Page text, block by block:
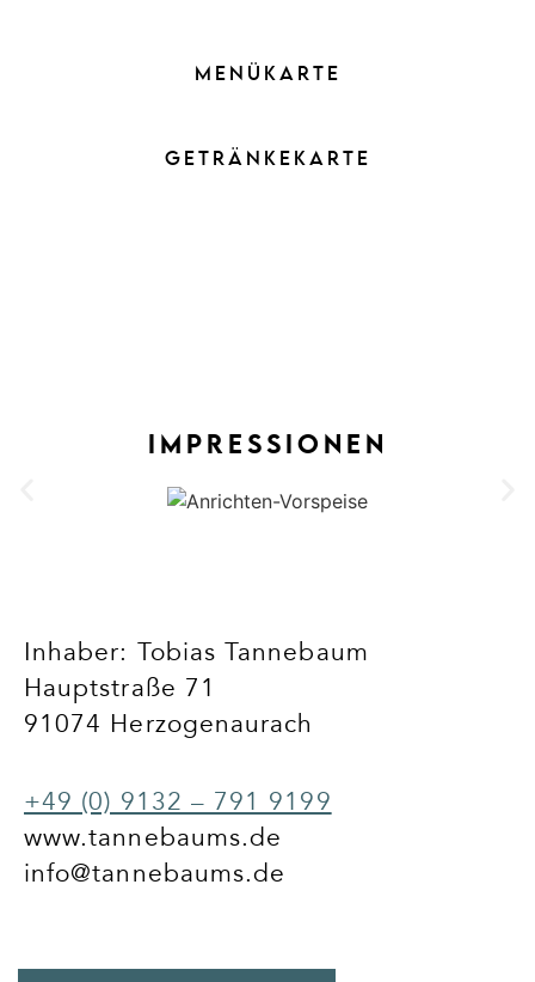
MENÜKARTE
GETRÄNKEKARTE
IMPRESSIONEN
Inhaber: Tobias Tannebaum
Hauptstraße 71
91074 Herzogenaurach
+49 (0) 9132 – 791 9199
www.tannebaums.de
info@tannebaums.de